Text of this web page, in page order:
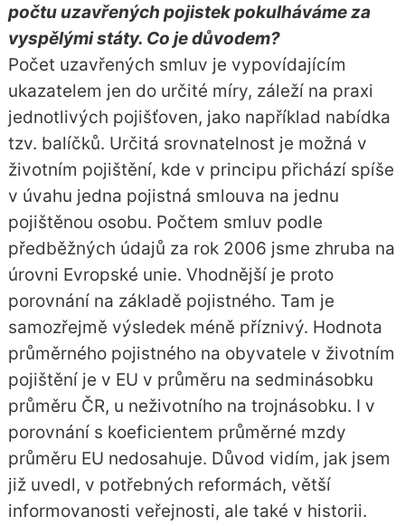
počtu uzavřených pojistek pokulháváme za
vyspělými státy. Co je důvodem?
Počet uzavřených smluv je vypovídajícím
ukazatelem jen do určité míry, záleží na praxi
jednotlivých pojišťoven, jako například nabídka
tzv. balíčků. Určitá srovnatelnost je možná v
životním pojištění, kde v principu přichází spíše
v úvahu jedna pojistná smlouva na jednu
pojištěnou osobu. Počtem smluv podle
předběžných údajů za rok 2006 jsme zhruba na
úrovni Evropské unie. Vhodnější je proto
porovnání na základě pojistného. Tam je
samozřejmě výsledek méně příznivý. Hodnota
průměrného pojistného na obyvatele v životním
pojištění je v EU v průměru na sedminásobku
průměru ČR, u neživotního na trojnásobku. I v
porovnání s koeficientem průměrné mzdy
průměru EU nedosahuje. Důvod vidím, jak jsem
již uvedl, v potřebných reformách, větší
informovanosti veřejnosti, ale také v historii.